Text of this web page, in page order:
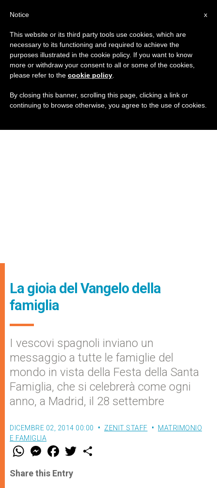
La gioia del Vangelo della
famiglia
I vescovi spagnoli inviano un
messaggio a tutte le famiglie del
mondo in vista della Festa della Santa
Famiglia, che si celebrerà come ogni
anno, a Madrid, il 28 settembre
DICEMBRE 02, 2014 00:00 ZENIT STAFF
MATRIMONIO
E FAMIGLIA
W
t
s
M
e
s
e
F
a
e
b
w
Share this Entry
x
Notice
This website or its third party tools use cookies, which are
necessary to its functioning and required to achieve the
purposes illustrated in the cookie policy. If you want to know
more or withdraw your consent to all or some of the cookies,
please refer to the cookie policy
By closing this banner, scrolling this page, clicking a link or
continuing to browse otherwise, you agree to the use of cookies.